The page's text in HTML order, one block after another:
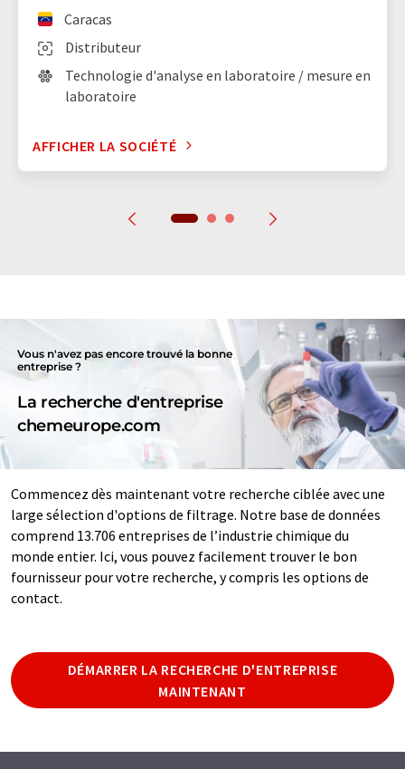
Distributeur
Caracas
Technologie d'analyse en laboratoire / mesure en
laboratoire
AFFICHER LA SOCIÉTÉ
Vous n'avez pas encore trouvé la bonne
entreprise ?
La recherche d'entreprise
chemeurope.com
Commencez dès maintenant votre recherche ciblée avec une
large sélection d'options de filtrage. Notre base de données
comprend 13.706 entreprises de l’industrie chimique du
monde entier. Ici, vous pouvez facilement trouver le bon
fournisseur pour votre recherche, y compris les options de
contact.
DÉMARRER LA RECHERCHE D'ENTREPRISE
MAINTENANT